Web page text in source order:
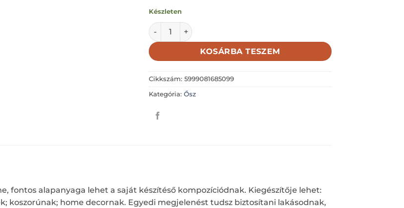
Készleten
Gomba; hab pikk; natúr/piros ; csúcsos 3.5cm széles kalapú mennyiség
KOSÁRBA TESZEM
Cikkszám:5999081685099
Kategória:Ősz
fontos alapanyaga lehet a saját készítéső kompozíciódnak. Kiegészítője lehet:
koszorúnak; home decornak. Egyedi megjelenést tudsz biztosítani lakásodnak,